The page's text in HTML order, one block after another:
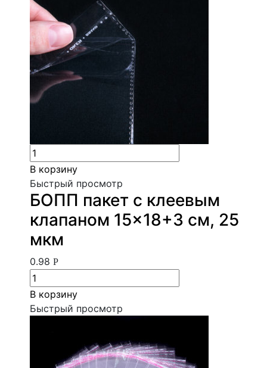
В корзину
Быстрый просмотр
БОПП пакет с клеевым
клапаном 15×18+3 см, 25
мкм
0.98 Р
В корзину
Быстрый просмотр